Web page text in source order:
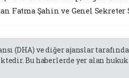
Fatma Şahin ve Genel
(DHA) ve diğer ajanslar
Bu haberlerde yer alan